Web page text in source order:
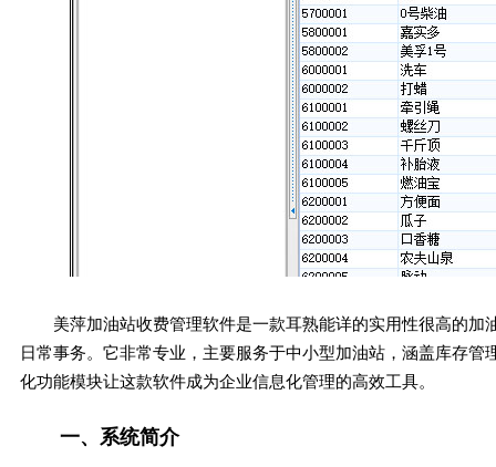
美萍加油站收费管理软件是一款耳熟能详的实用性很高的
日常事务。它非常专业，主要服务于中小型加油站，涵盖库存
化功能模块让这款软件成为企业信息化管理的高效工具。
一、系统简介